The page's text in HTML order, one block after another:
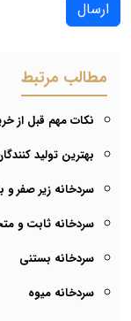
ارسال
مطالب مرتبط
نکات مهم قبل از
بهترین تولید
سردخانه زیر صفر و
سردخانه ثابت و
سردخانه بستنی
سردخانه میوه